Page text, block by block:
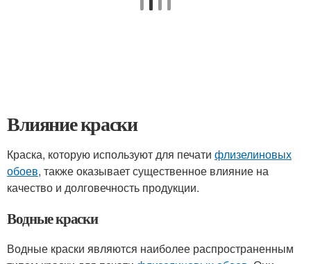
Влияние краски
Краска, которую используют для печати флизелиновых
обоев, также оказывает существенное влияние на
качество и долговечность продукции.
Водные краски
Водные краски являются наиболее распространенным